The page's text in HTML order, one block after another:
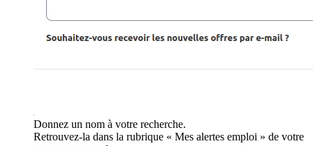
Donnez un nom à votre recherche.
Retrouvez-la dans la rubrique « Mes alertes emploi » de votre